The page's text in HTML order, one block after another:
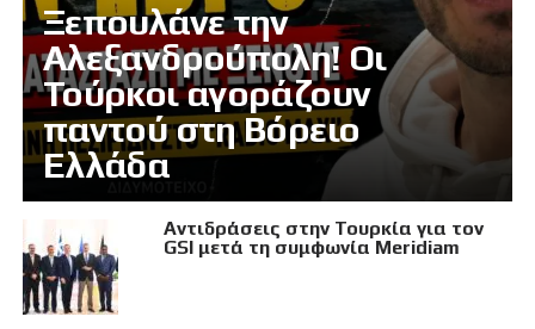
Ξεπουλάνε την
Αλεξανδρούπολη! Οι
Τούρκοι αγοράζουν
παντού στη Βόρειο
Ελλάδα
Αντιδράσεις στην Τουρκία για τον
GSI μετά τη συμφωνία Meridiam